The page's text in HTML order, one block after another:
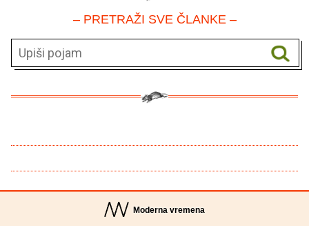
– PRETRAŽI SVE ČLANKE –
Moderna vremena